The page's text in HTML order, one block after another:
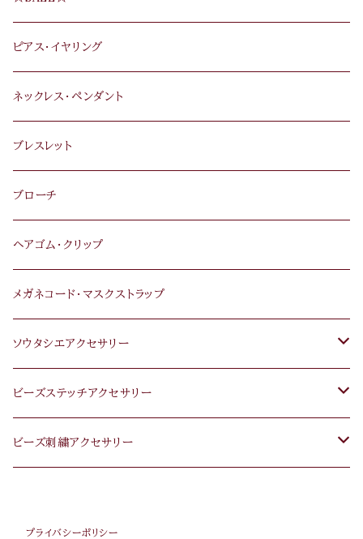
ピアス･イヤリング
ネックレス･ペンダント
ブレスレット
ブローチ
ヘアゴム･クリップ
メガネコード･マスクストラップ
ソウタシエアクセサリー
ピアス･イヤリング
ネックレス･ペンダント
ビーズステッチアクセサリー
ピアス・イヤリング
ビーズ刺繍アクセサリー
プライバシーポリシー